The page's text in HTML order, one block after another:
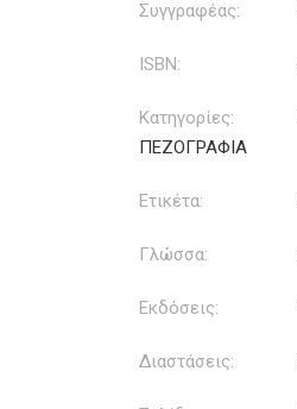
Συγγραφέας:
ISBN:
Κατηγορίες:
ΠΕΖΟΓΡΑΦΙΑ
Ετικέτα:
Γλώσσα:
Εκδόσεις:
Διαστάσεις: